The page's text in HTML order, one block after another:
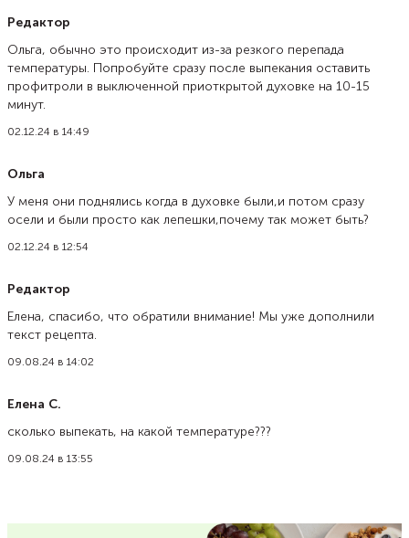
Редактор
Ольга, обычно это происходит из-за резкого перепада
температуры. Попробуйте сразу после выпекания оставить
профитроли в выключенной приоткрытой духовке на 10-15
минут.
02.12.24 в 14:49
Ольга
У меня они поднялись когда в духовке были,и потом сразу
осели и были просто как лепешки,почему так может быть?
02.12.24 в 12:54
Редактор
Елена, спасибо, что обратили внимание! Мы уже дополнили
текст рецепта.
09.08.24 в 14:02
Елена С.
сколько выпекать, на какой температуре???
09.08.24 в 13:55